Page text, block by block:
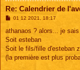
Re: Calendrier de
M
s
a
g
01 12 2021, 18:17
athanaos ? alors... je
Soit esteban
Soit le fils/fille d'esteban
(la première est plus